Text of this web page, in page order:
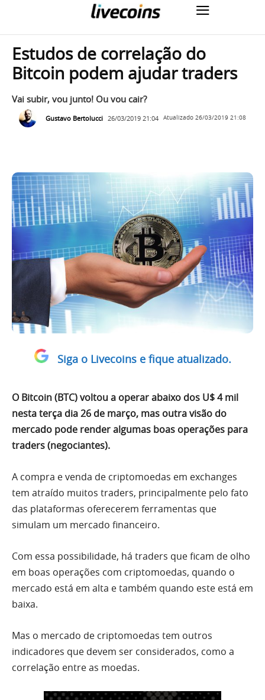
Estudos de correlação do
Bitcoin podem ajudar traders
Vai subir, vou junto! Ou vou cair?
Gustavo Bertolucci 26/03/2019 21:04 Atualizado 26/03/2019 21:08
Siga o Livecoins e fique atualizado.
O Bitcoin (BTC) voltou a operar abaixo dos U$ 4 mil
nesta terça dia 26 de março, mas outra visão do
mercado pode render algumas boas operações para
traders (negociantes).
A compra e venda de criptomoedas em exchanges
tem atraído muitos traders, principalmente pelo fato
das plataformas oferecerem ferramentas que
simulam um mercado financeiro.
Com essa possibilidade, há traders que ficam de olho
em boas operações com criptomoedas, quando o
mercado está em alta e também quando este está em
baixa.
Mas o mercado de criptomoedas tem outros
indicadores que devem ser considerados, como a
correlação entre as moedas.